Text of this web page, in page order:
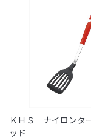
ＫＨＳ ナイロンタ
ッド